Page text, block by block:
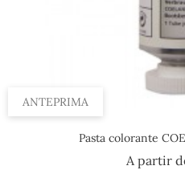
ANTEPRIMA
Pasta colorante
A partir